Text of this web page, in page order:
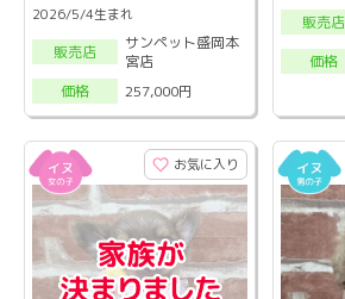
2026/5/4生まれ
販売店
サンペット盛岡本
宮店
価格
257,000円
販売店
価格
お気に入り